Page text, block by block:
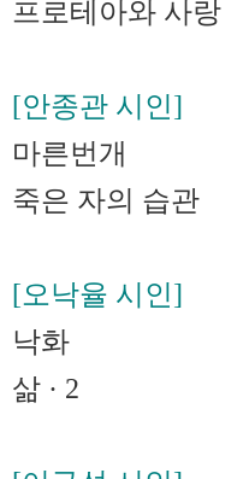
프로테아와 사랑
[안종관 시인]
마른번개
죽은 자의 습관
[오낙율 시인]
낙화
삶 · 2